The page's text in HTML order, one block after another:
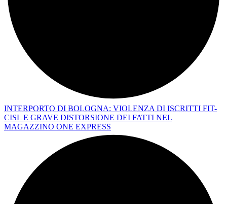
INTERPORTO DI BOLOGNA: VIOLENZA DI ISCRITTI FIT-
CISL E GRAVE DISTORSIONE DEI FATTI NEL
MAGAZZINO ONE EXPRESS